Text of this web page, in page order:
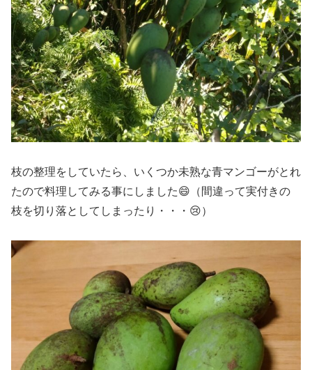
枝の整理をしていたら、いくつか未熟な青マンゴーがとれ
たので料理してみる事にしました😄（間違って実付きの
枝を切り落としてしまったり・・・😢）